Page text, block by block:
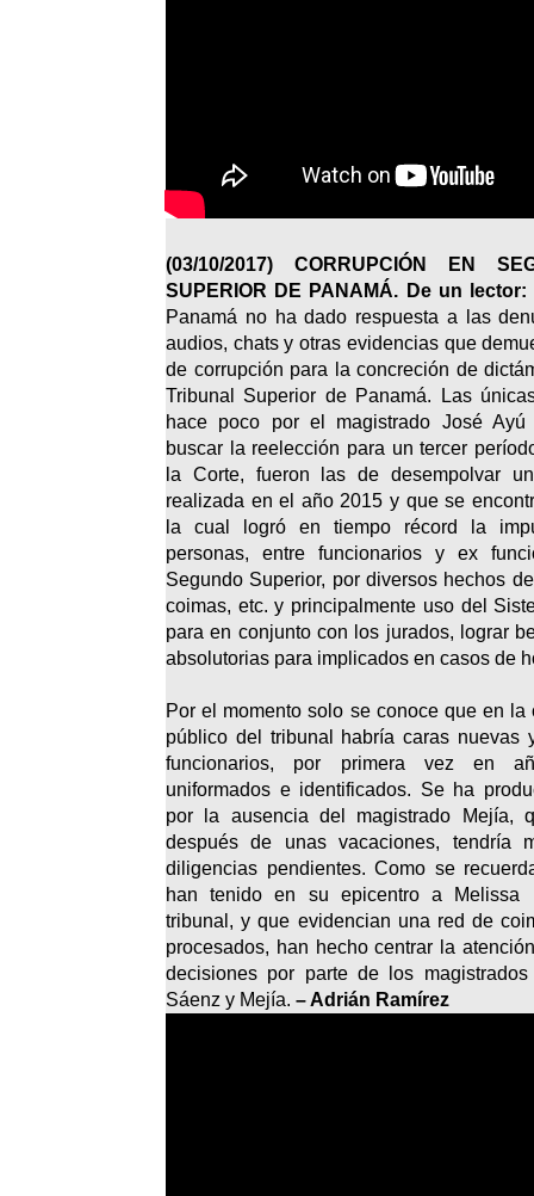
(03/10/2017) CORRUPCIÓN EN
SUPERIOR DE PANAMÁ. De un lector:
Panamá no ha dado respuesta a las
audios, chats y otras evidencias que
de corrupción para la concreción de
Tribunal Superior de Panamá. Las
hace poco por el magistrado José
buscar la reelección para un tercer
la Corte, fueron las de desempolvar
realizada en el año 2015 y que se
la cual logró en tiempo récord la
personas, entre funcionarios y ex
Segundo Superior, por diversos hechos
coimas, etc. y principalmente uso del
para en conjunto con los jurados, lograr
absolutorias para implicados en casos de
Por el momento solo se conoce que en
público del tribunal habría caras nuevas
funcionarios, por primera vez en
uniformados e identificados. Se ha
por la ausencia del magistrado Mejía,
después de unas vacaciones, tendría
diligencias pendientes. Como se
han tenido en su epicentro a Melissa
tribunal, y que evidencian una red de
procesados, han hecho centrar la
decisiones por parte de los
Sáenz y Mejía. – Adrián Ramírez